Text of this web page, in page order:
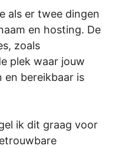
als er twee dingen
en hosting. De
zoals
plek waar jouw
bereikbaar is
ik dit graag voor